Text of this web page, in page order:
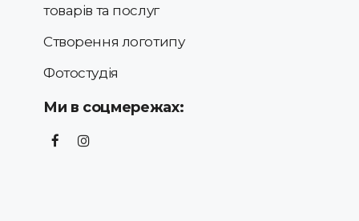
товарів та послуг
Створення логотипу
Фотостудія
Ми в соцмережах: